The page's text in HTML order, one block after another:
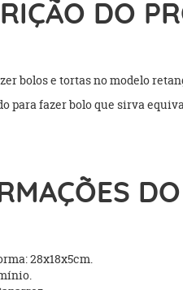
DO
bolos e tortas no modelo
para fazer bolo que sirva
28x18x5cm.